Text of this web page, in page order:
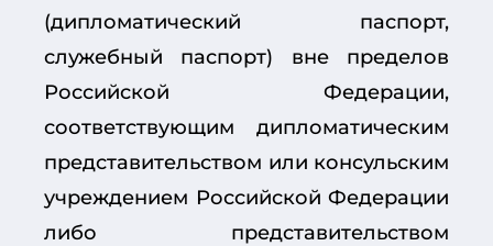
(дипломатический паспорт,
служебный паспорт) вне пределов
Российской Федерации,
соответствующим дипломатическим
представительством или консульским
учреждением Российской Федерации
либо представительством